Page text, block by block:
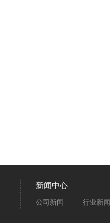
新闻中心
公司新闻 行业新闻